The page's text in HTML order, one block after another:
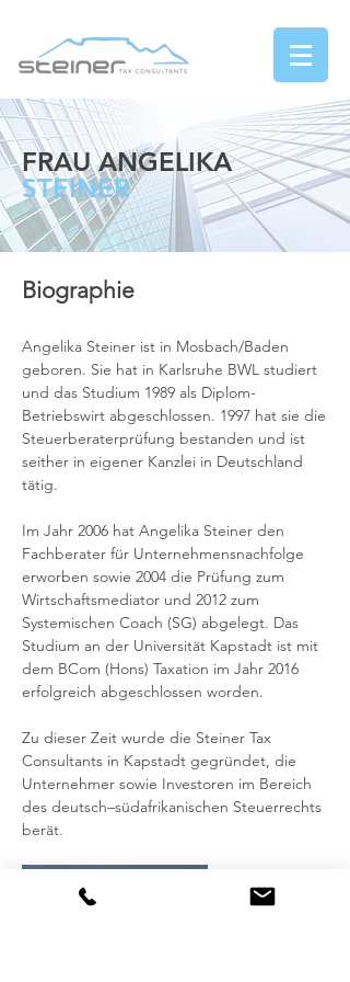
FRAU ANGELIKA
STEINER
Biographie
Angelika Steiner ist in Mosbach/Baden
geboren. Sie hat in Karlsruhe BWL studiert
und das Studium 1989 als Diplom-
Betriebswirt abgeschlossen. 1997 hat sie die
Steuerberaterprüfung bestanden und ist
seither in eigener Kanzlei in Deutschland
tätig.
Im Jahr 2006 hat Angelika Steiner den
Fachberater für Unternehmensnachfolge
erworben sowie 2004 die Prüfung zum
Wirtschaftsmediator und 2012 zum
Systemischen Coach (SG) abgelegt. Das
Studium an der Universität Kapstadt ist mit
dem BCom (Hons) Taxation im Jahr 2016
erfolgreich abgeschlossen worden.
Zu dieser Zeit wurde die Steiner Tax
Consultants in Kapstadt gegründet, die
Unternehmer sowie Investoren im Bereich
des deutsch–südafrikanischen Steuerrechts
berät.